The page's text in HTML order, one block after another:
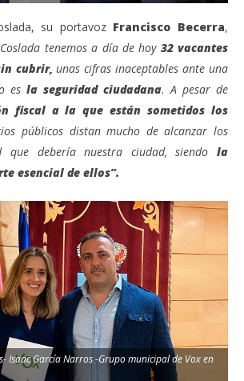
su portavoz Francisco Becerra,
Coslada tenemos a día de hoy 32 vacantes
cubrir, unas cifras inaceptables ante una
es la seguridad ciudadana. A pesar de
fiscal a la que están sometidos los
públicos distan mucho de alcanzar los
que debería nuestra ciudad, siendo la
esencial de ellos”.
Isaac García Narros -Grupo municipal de Vox en